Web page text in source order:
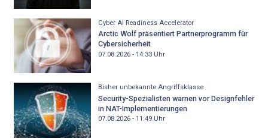
Cyber AI Readiness Accelerator
Arctic Wolf präsentiert Partnerprogramm für
Cybersicherheit
07.08.2026 - 14:33Uhr
Bisher unbekannte Angriffsklasse
Security-Spezialisten warnen vor Designfehler
in NAT-Implementierungen
07.08.2026 - 11:49Uhr